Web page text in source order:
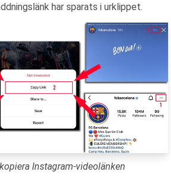
har sparats i urklippet.
Instagram-videolänken